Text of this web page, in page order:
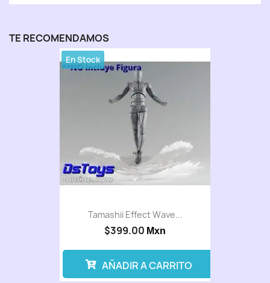
TE RECOMENDAMOS
Tamashii Effect Wave...
$399.00 Mxn
En Stock
AÑADIR A CARRITO